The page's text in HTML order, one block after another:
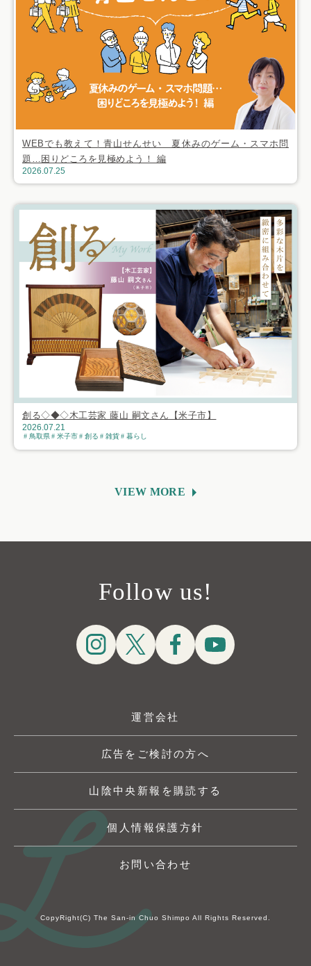
WEBでも教えて！青山せんせい 夏休みのゲーム・スマホ問
題…困りどころを見極めよう！ 編
2026.07.25
創る◇◆◇木工芸家 藤山 嗣文さん【米子市】
2026.07.21
鳥取県 米子市 創る 雑貨 暮らし
VIEW MORE
Follow us!
運営会社
広告をご検討の方へ
山陰中央新報を購読する
個人情報保護方針
お問い合わせ
CopyRight(C) The San-in Chuo Shimpo All Rights Reserved.